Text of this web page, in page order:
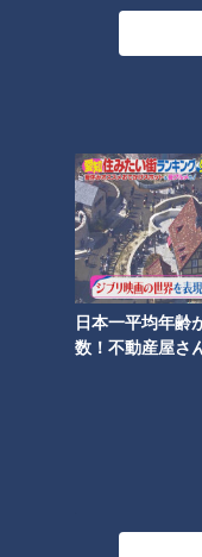
日本一平均年齢
数！不動産屋さ
【黒沢年雄】スジナシ
黒沢年雄 アドリブドラマなのに
芝居に全く乗らず…（ス